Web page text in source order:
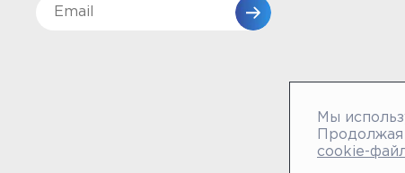
Мы
Продолжая
cookie-